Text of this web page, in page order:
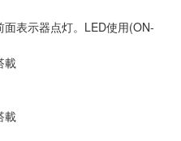
表示器点灯。LED使用(ON-
載
載